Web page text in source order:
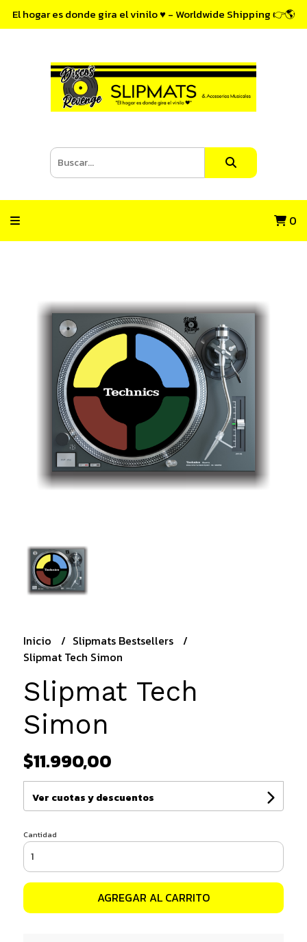
El hogar es donde gira el vinilo ♥ - Worldwide Shipping 👉🌎
0
Inicio
Slipmats Bestsellers
Slipmat Tech Simon
Slipmat Tech
Simon
$11.990,00
Ver cuotas y descuentos
Cantidad
AGREGAR AL CARRITO